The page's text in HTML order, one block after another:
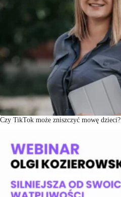
Czy TikTok może zniszczyć mowę dzieci?